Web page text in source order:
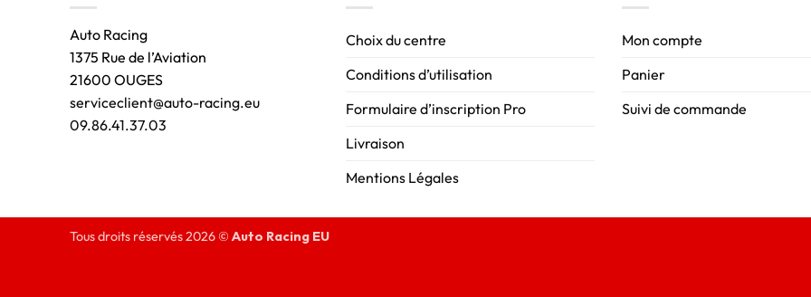
Auto Racing
1375 Rue de l’Aviation
21600 OUGES
serviceclient@auto-racing.eu
09.86.41.37.03
Choix du centre
Conditions d’utilisation
Formulaire d’inscription Pro
Livraison
Mentions Légales
Mon compte
Panier
Suivi de commande
Tous droits réservés 2026 © Auto Racing EU